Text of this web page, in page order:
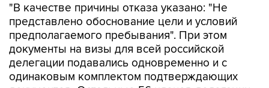
"В качестве причины отказа указано: "Не
представлено обоснование цели и условий
предполагаемого пребывания". При этом
документы на визы для всей российской
делегации подавались одновременно и с
одинаковым комплектом подтверждающих